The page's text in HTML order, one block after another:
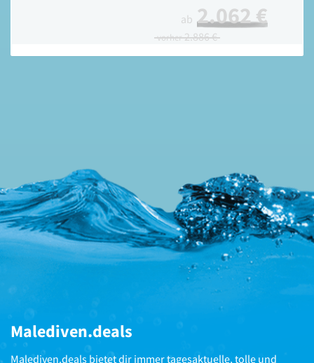
ab 2.062 €
vorher2.886 €
Malediven.deals
Malediven.deals bietet dir immer tagesaktuelle, tolle und